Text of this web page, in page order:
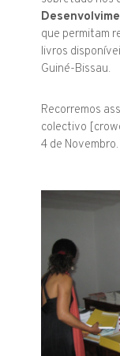
que permitam
livros
Guiné-Bissau.
Recorremos
colectivo
4 de Novembro.